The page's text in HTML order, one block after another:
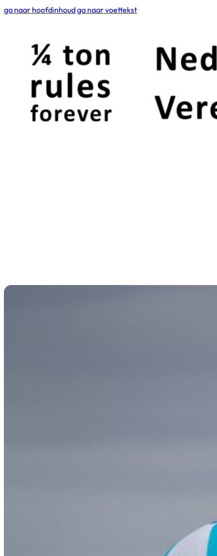
ga naar hoofdinhoudga naar voettekst